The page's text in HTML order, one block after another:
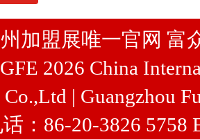
加盟展唯一官网 富
2026 China
| Guangzhou
：86-20-3826 5758